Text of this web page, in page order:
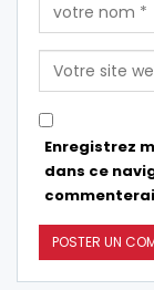
Enregistrez
dans ce